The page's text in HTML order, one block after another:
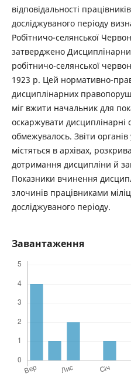
відповідальності
досліджуваного періоду
Робітничо-селянської
затверджено
робітничо-селянської
1923 р. Цей нормативно-
дисциплінарних
міг вжити начальник для
оскаржувати дисциплінарні
обмежувалось. Звіти органів
містяться в архівах,
дотримання дисципліни й
Показники вчинення
злочинів працівниками
досліджуваного періоду.
Завантаження